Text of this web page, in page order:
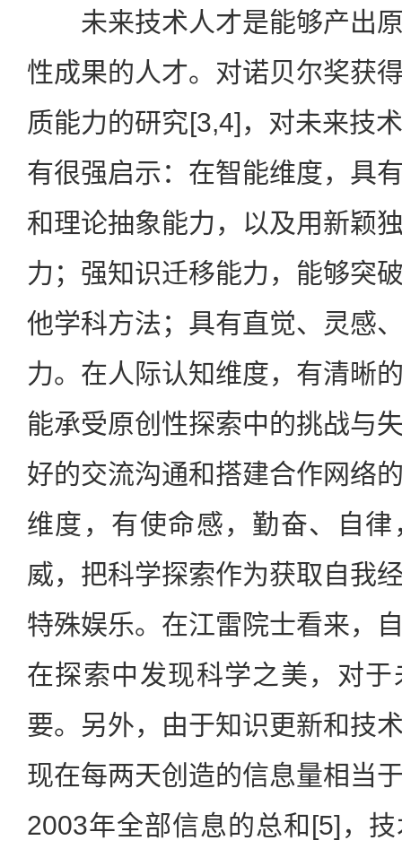
未来技术人才是能够产出原
性成果的人才。对诺贝尔奖获
质能力的研究[3,4]，对未来技
有很强启示：在智能维度，具
和理论抽象能力，以及用新颖
力；强知识迁移能力，能够突
他学科方法；具有直觉、灵感
力。在人际认知维度，有清晰
能承受原创性探索中的挑战与
好的交流沟通和搭建合作网络
维度，有使命感，勤奋、自
威，把科学探索作为获取自我
特殊娱乐。在江雷院士看来，
在探索中发现科学之美，对
要。另外，由于知识更新和技
现在每两天创造的信息量相当
2003年全部信息的总和[5]，